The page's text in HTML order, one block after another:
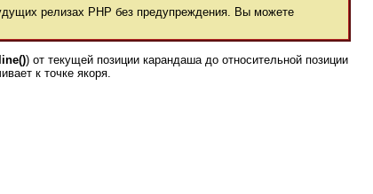
релизах РНР без предупреждения. Вы можете
) от текущей позиции карандаша до относительной позиции
к точке якоря.